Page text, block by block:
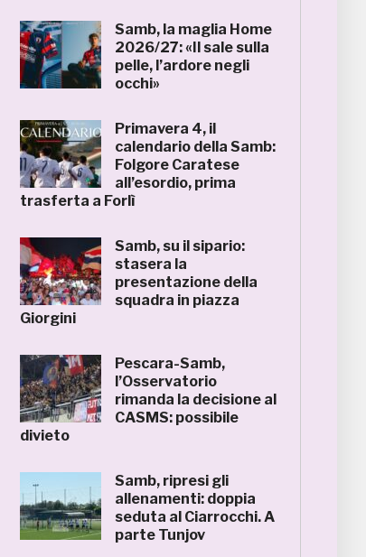
Samb, la maglia Home
2026/27: «Il sale sulla
pelle, l’ardore negli
occhi»
Primavera 4, il
calendario della Samb:
Folgore Caratese
all’esordio, prima
trasferta a Forlì
Samb, su il sipario:
stasera la
presentazione della
squadra in piazza
Giorgini
Pescara-Samb,
l’Osservatorio
rimanda la decisione al
CASMS: possibile
divieto
Samb, ripresi gli
allenamenti: doppia
seduta al Ciarrocchi. A
parte Tunjov